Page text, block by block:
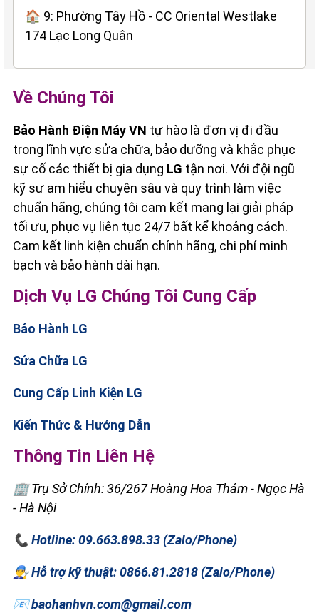
🏠 9: Phường Tây Hồ - CC Oriental Westlake
174 Lạc Long Quân
Về Chúng Tôi
Bảo Hành Điện Máy VN tự hào là đơn vị đi đầu
trong lĩnh vực sửa chữa, bảo dưỡng và khắc phục
sự cố các thiết bị gia dụng LG tận nơi. Với đội ngũ
kỹ sư am hiểu chuyên sâu và quy trình làm việc
chuẩn hãng, chúng tôi cam kết mang lại giải pháp
tối ưu, phục vụ liên tục 24/7 bất kể khoảng cách.
Cam kết linh kiện chuẩn chính hãng, chi phí minh
bạch và bảo hành dài hạn.
Dịch Vụ LG Chúng Tôi Cung Cấp
Bảo Hành LG
Sửa Chữa LG
Cung Cấp Linh Kiện LG
Kiến Thức & Hướng Dẫn
Thông Tin Liên Hệ
🏢 Trụ Sở Chính: 36/267 Hoàng Hoa Thám - Ngọc Hà
- Hà Nội
📞 Hotline: 09.663.898.33 (Zalo/Phone)
👨‍🔧 Hỗ trợ kỹ thuật: 0866.81.2818 (Zalo/Phone)
📧 baohanhvn.com@gmail.com